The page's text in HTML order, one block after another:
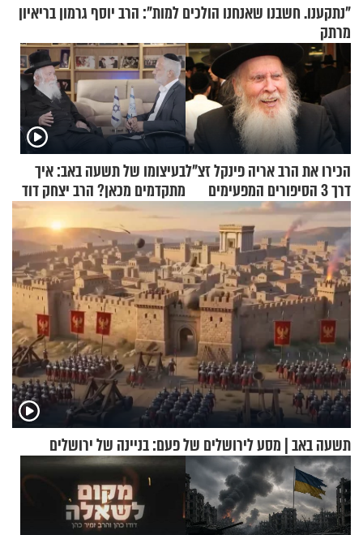
"נתקענו. חשבנו שאנחנו הולכים למות": הרב יוסף גרמון בריאיון
מרתק
הכירו את הרב אריה פינקל זצ"ל
דרך 3 הסיפורים המפעימים
האלה
בעיצומו של תשעה באב: איך
מתקדמים מכאן? הרב יצחק דוד
גרוסמן בשיחה מיוחדת
תשעה באב | מסע לירושלים של פעם: בניינה של ירושלים